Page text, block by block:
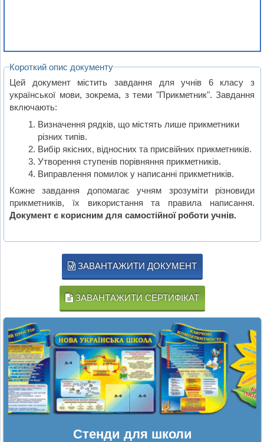
Короткий опис документу
Цей документ містить завдання для учнів 6 класу з
української мови, зокрема, з теми "Прикметник". Завдання
включають:
Визначення рядків, що містять лише прикметники
різних типів.
Вибір якісних, відносних та присвійних прикметників.
Утворення ступенів порівняння прикметників.
Виправлення помилок у написанні прикметників.
Кожне завдання допомагає учням зрозуміти різновиди
прикметників, їх використання та правила написання.
Документ є корисним для самостійної роботи учнів.
ЗАВАНТАЖИТИ ДОКУМЕНТ
ЗАВАНТАЖИТИ СЕРТИФІКАТ
Стенди для школи